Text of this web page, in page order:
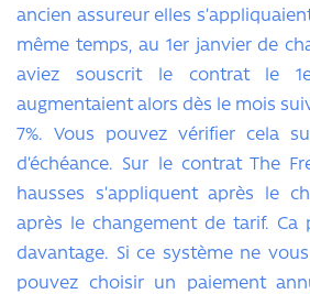
ancien assureur elles
même temps, au 1er janvier de
aviez souscrit le contrat le
augmentaient alors dès le mois
7%. Vous pouvez vérifier cela
d’échéance. Sur le contrat The
hausses s’appliquent après le
après le changement de tarif. Ca
davantage. Si ce système ne
pouvez choisir un paiement